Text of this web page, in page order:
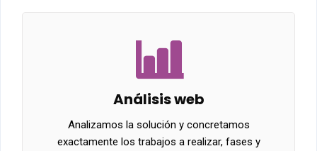
Análisis web
Analizamos la solución y concretamos
exactamente los trabajos a realizar, fases y